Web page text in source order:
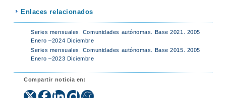
Enlaces relacionados
Series mensuales. Comunidades autónomas. Base 2021. 2005
Enero –2024 Diciembre
Series mensuales. Comunidades autónomas. Base 2015. 2005
Enero –2023 Diciembre
Compartir noticia en: